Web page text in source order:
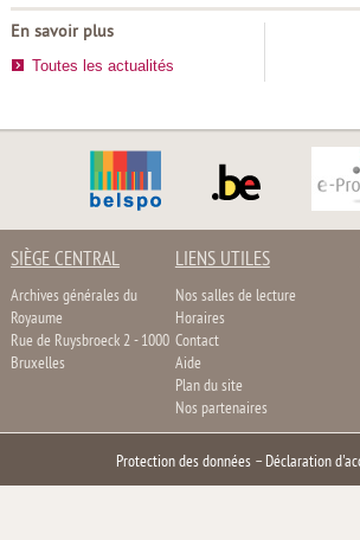
En savoir plus
Toutes les actualités
SIÈGE CENTRAL
Archives générales du
Royaume
Rue de Ruysbroeck 2 - 1000
Bruxelles
LIENS UTILES
Nos salles de lecture
Horaires
Contact
Aide
Plan du site
Nos partenaires
Protection des données– Déclaration